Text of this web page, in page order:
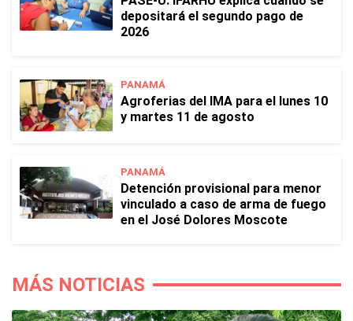
depositará el segundo pago de
2026
PANAMÁ
Agroferias del IMA para el lunes 10
y martes 11 de agosto
PANAMÁ
Detención provisional para menor
vinculado a caso de arma de fuego
en el José Dolores Moscote
MÁS NOTICIAS